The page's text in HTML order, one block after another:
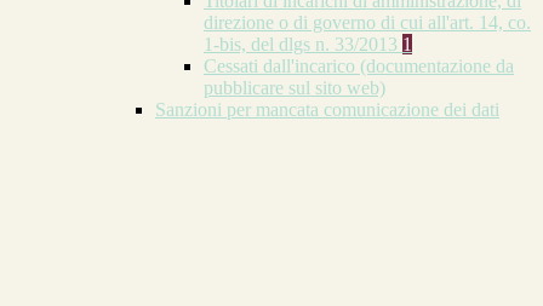
direzione o di governo di cui all'art. 14, co.
1-bis, del dlgs n. 33/2013 1
Cessati dall'incarico (documentazione da
pubblicare sul sito web)
Sanzioni per mancata comunicazione dei dati